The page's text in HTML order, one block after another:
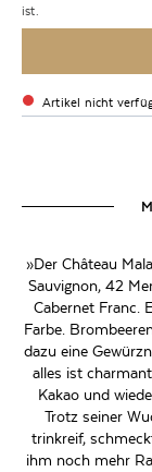
ist.
Artikel nicht
»Der Château
Sauvignon, 42
Cabernet Franc.
Farbe.
dazu eine
alles ist
Kakao und
Trotz seiner
trinkreif,
ihm noch mehr